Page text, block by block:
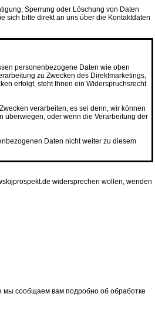
Sperrung oder Löschung von Daten
sich bitte direkt an uns über die Kontaktdaten
personenbezogene Daten wie oben
zu Zwecken des Direktmarketings,
erfolgt, steht Ihnen ein Widerspruchsrecht
verarbeiten, es sei denn, wir können
überwiegen, oder wenn die Verarbeitung der
Daten nicht weiter zu diesem
widersprechen wollen, wenden
мы сообщаем вам подробно об обработке